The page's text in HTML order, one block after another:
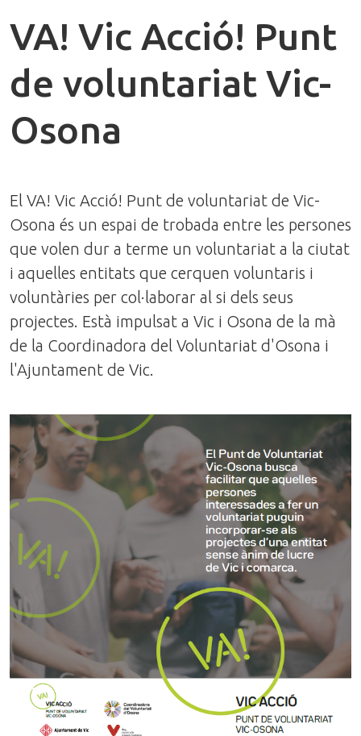
VA! Vic Acció! Punt
de voluntariat Vic-
Osona
El VA! Vic Acció! Punt de voluntariat de Vic-
Osona és un espai de trobada entre les persones
que volen dur a terme un voluntariat a la ciutat
i aquelles entitats que cerquen voluntaris i
voluntàries per col·laborar al si dels seus
projectes. Està impulsat a Vic i Osona de la mà
de la Coordinadora del Voluntariat d'Osona i
l'Ajuntament de Vic.